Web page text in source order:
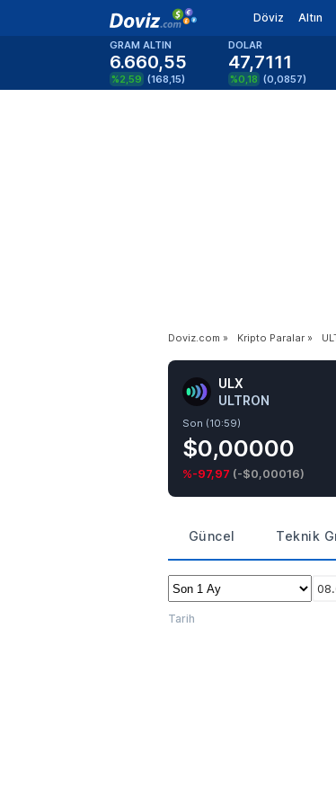
Döviz Altın
GRAM ALTIN
6.660,55
%2,59 (168,15)
DOLAR
47,7111
%0,18 (0,0857)
Doviz.com » Kripto Paralar »
ULX
ULTRON
Son (10:59)
$0,00000
%-97,97 (-$0,00016)
Güncel Teknik
Tarih